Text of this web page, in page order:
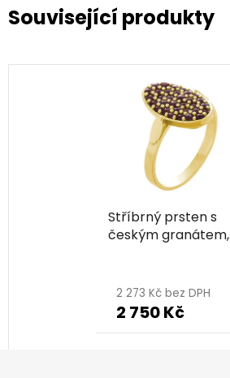
Související produkty
Stříbrný prsten s
českým granátem,
2 273 Kč bez DPH
2 750 Kč